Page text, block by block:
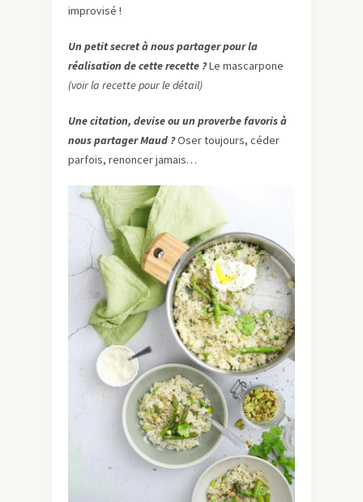
improvisé !
Un petit secret à nous partager pour la
réalisation de cette recette ?Le mascarpone
(voir la recette pour le détail)
Une citation, devise ou un proverbe favoris à
nous partager Maud ?Oser toujours, céder
parfois, renoncer jamais…